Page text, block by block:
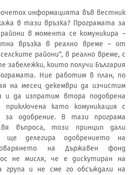
информацията във вестник
в тази връзка? Програмата за
в момента се комуникира –
връзка в реално време – от
райони“, в реално време, с
забележки, които получи България
Ние работим в план, по
на месец декември да изчистим
и да изпратим втора подобрена
като комуникация с
за одобрение. В тази програма
въпроса, този принцип дали
ще делегира одобрението на
на Държавен фонд
не мисля, че е дискутиран на
група и не сме го обсъждали на